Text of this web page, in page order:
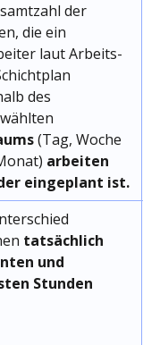
der
die ein
laut Arbeits-
des
(Tag, Woche
arbeiten
eingeplant ist.
tatsächlich
und
Stunden